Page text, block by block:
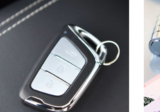
راهنمای نحوه ارائه
خدمات
جهت مشاهده نحوه ارایه خدمات مربوط به
عملیات فروش، بازاریابی و شبکه فروش و
... به این بخش مراجعه فرمایید.